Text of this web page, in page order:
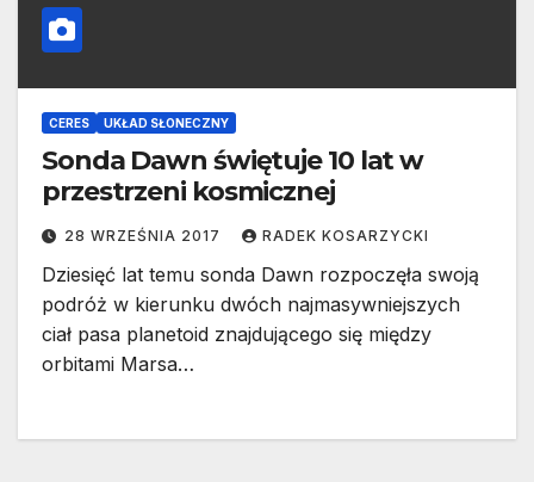
CERES UKŁAD SŁONECZNY
Sonda Dawn świętuje 10 lat w
przestrzeni kosmicznej
28 WRZEŚNIA 2017 RADEK KOSARZYCKI
Dziesięć lat temu sonda Dawn rozpoczęła swoją
podróż w kierunku dwóch najmasywniejszych
ciał pasa planetoid znajdującego się między
orbitami Marsa…